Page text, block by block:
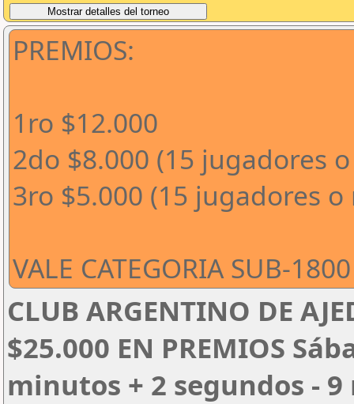
PREMIOS:
1ro $12.000
2do $8.000 (15 jugadores
3ro $5.000 (15 jugadores o
VALE CATEGORIA SUB-
CLUB ARGENTINO DE
$25.000 EN PREMIOS
minutos + 2 segundos - 9